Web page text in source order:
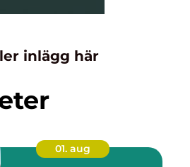
inlägg här
01. aug